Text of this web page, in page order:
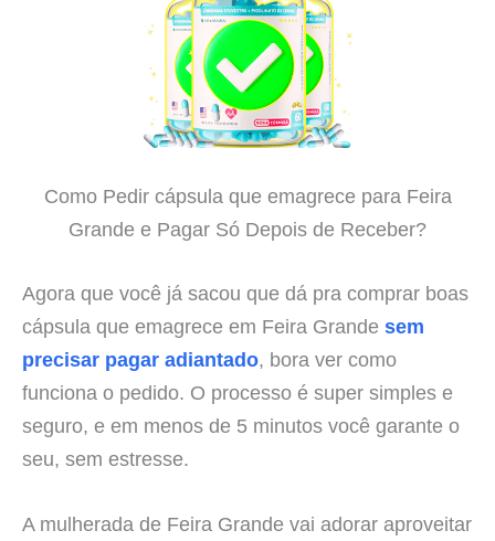
Como Pedir cápsula que emagrece para Feira
Grande e Pagar Só Depois de Receber?
Agora que você já sacou que dá pra comprar boas
cápsula que emagrece em Feira Grande sem
precisar pagar adiantado, bora ver como
funciona o pedido. O processo é super simples e
seguro, e em menos de 5 minutos você garante o
seu, sem estresse.
A mulherada de Feira Grande vai adorar aproveitar